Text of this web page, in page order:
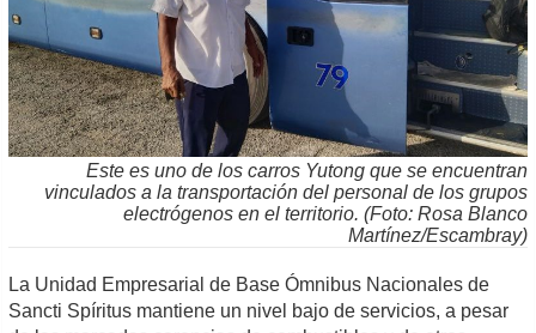
Este es uno de los carros Yutong que se encuentran
vinculados a la transportación del personal de los grupos
electrógenos en el territorio. (Foto: Rosa Blanco
Martínez/Escambray)
La Unidad Empresarial de Base Ómnibus Nacionales de
Sancti Spíritus mantiene un nivel bajo de servicios, a pesar